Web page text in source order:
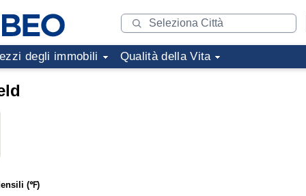
degli immobili Qualità della Vita
(℉)